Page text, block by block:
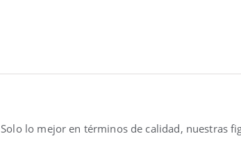
Solo lo mejor en términos de calidad, nuestras